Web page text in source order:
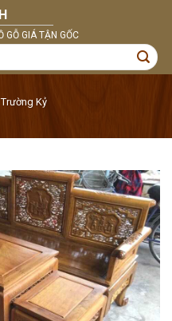
Trường Kỷ